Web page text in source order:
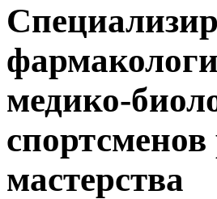
медико-
мастерства